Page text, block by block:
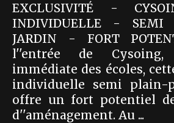
EXCLUSIVITÉ -
INDIVIDUELLE - SEMI
JARDIN - FORT
l''entrée de
immédiate des écoles,
individuelle semi plain-
offre un fort potentiel
d''aménagement. Au ...